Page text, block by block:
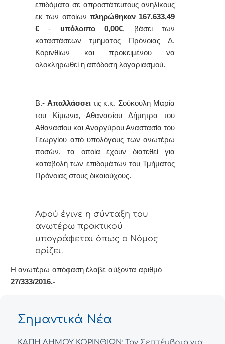
επιδόματα σε απροστάτευτους ανηλίκους
εκ των οποίων πληρώθηκαν 167.633,49
€ - υπόλοιπο 0,00€, βάσει των
καταστάσεων τμήματος Πρόνοιας Δ.
Κορινθίων και προκειμένου να
ολοκληρωθεί η απόδοση λογαριασμού.
Β.- Απαλλάσσει τις κ.κ. Σούκουλη Μαρία
του Κίμωνα, Αθανασίου Δήμητρα του
Αθανασίου και Αναργύρου Αναστασία του
Γεωργίου από υπολόγους των ανωτέρω
ποσών, τα οποία έχουν διατεθεί για
καταβολή των επιδομάτων του Τμήματος
Πρόνοιας στους δικαιούχους.
Αφoύ έγιvε η σύvταξη τoυ
αvωτέρω πρακτικoύ
υπoγράφεται όπως o Νόμoς
oρίζει.
Η αvωτέρω απόφαση έλαβε αύξοντα αριθμό
27/333/2016.-
Σημαντικά Νέα